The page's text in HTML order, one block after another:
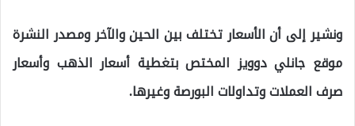
ونشير إلى أن الأسعار تختلف بين الحين والآخر ومصدر النشرة
موقع جانلي دوويز المختص بتغطية أسعار الذهب وأسعار
صرف العملات وتداولات البورصة وغيرها.